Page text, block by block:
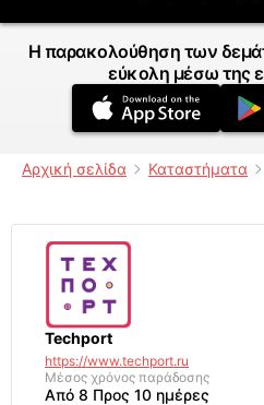
Η παρακολούθηση των
εύκολη μέσω της
Αρχική σελίδα Καταστήματα
Techport
https://www.techport.ru
Μέσος χρόνος παράδοσης
Από 8 Προς 10 ημέρες